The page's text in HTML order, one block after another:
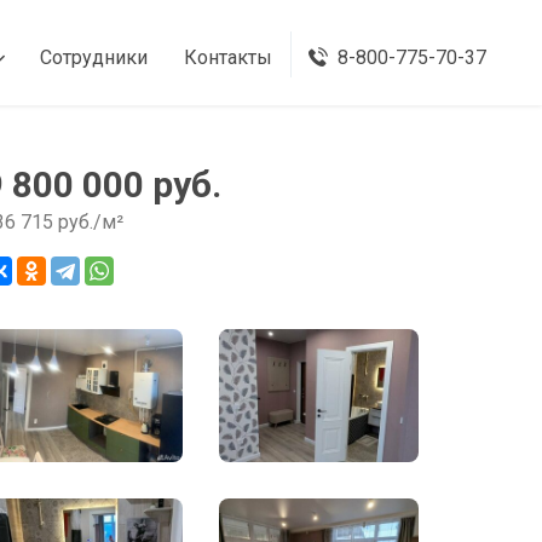
Сотрудники Контакты 8-800-775-70-37
800 000 руб.
715 руб./м²